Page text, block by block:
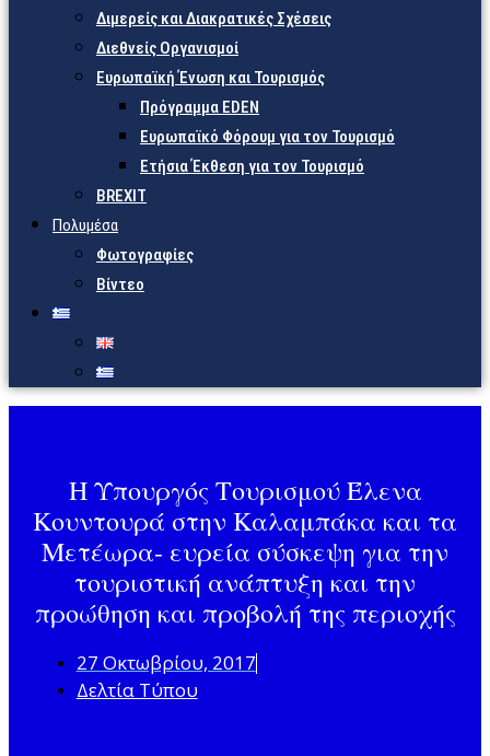
Διμερείς και Διακρατικές Σχέσεις
Διεθνείς Οργανισμοί
Ευρωπαϊκή Ένωση και Τουρισμός
Πρόγραμμα EDEN
Ευρωπαϊκό Φόρουμ για τον Τουρισμό
Ετήσια Έκθεση για τον Τουρισμό
BREXIT
Πολυμέσα
Φωτογραφίες
Βίντεο
Η Υπουργός Τουρισμού Έλενα
Κουντουρά στην Καλαμπάκα και τα
Μετέωρα- ευρεία σύσκεψη για την
τουριστική ανάπτυξη και την
προώθηση και προβολή της περιοχής
27 Οκτωβρίου, 2017
Δελτία Τύπου